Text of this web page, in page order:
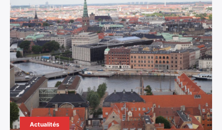
Actualités